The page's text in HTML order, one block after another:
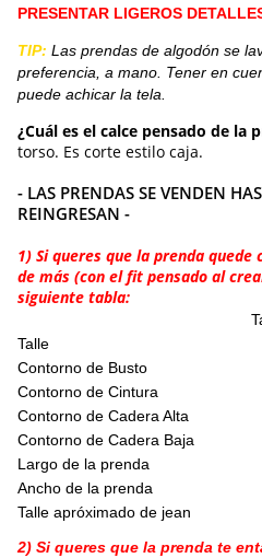
PRESENTAR LIGEROS
TIP: Las prendas de algodón se
preferencia, a mano. Tener en
puede achicar la tela.
¿Cuál es el calce pensado de la
torso. Es corte estilo caja.
- LAS PRENDAS SE VENDEN
REINGRESAN -
1) Si queres que la prenda
de más (con el fit pensado al
siguiente tabla:
Talle
Contorno de Busto
Contorno de Cintura
Contorno de Cadera Alta
Contorno de Cadera Baja
Largo de la prenda
Ancho de la prenda
Talle apróximado de jean
2) Si queres que la prenda te